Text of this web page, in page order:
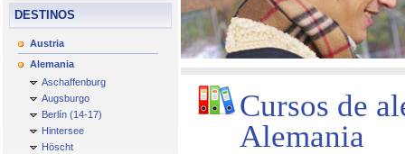
DESTINOS
Austria
Alemania
Aschaffenburg
Augsburgo
Berlín (14-17)
Hintersee
Höscht
Cursos de
Alemania